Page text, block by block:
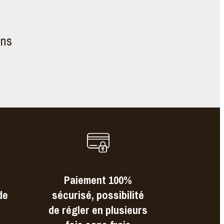
Paiement 100%
sécurisé, possibilité
de régler en plusieurs